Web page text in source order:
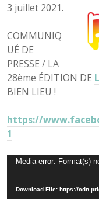
3 juillet 2021.
COMMUNIQ
UÉ DE
PRESSE / LA
28ème ÉDITION DE
BIEN LIEU !
https://
1
Video
Media error: Format(s)
Download File: https://